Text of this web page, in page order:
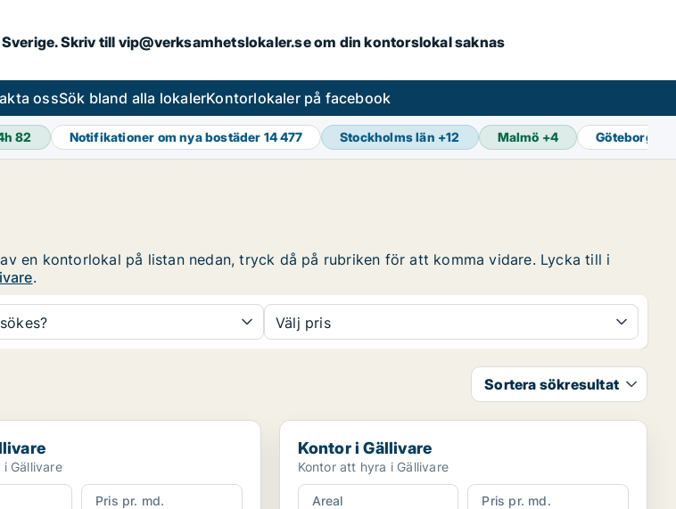
Skriv till vip@verksamhetslokaler.se om din kontorslokal saknas
ossSök bland alla lokalerKontorlokaler på facebook
82 Notifikationer om nya bostäder 14 477 Stockholms län +12 Malmö +4 Göteborg
en kontorlokal på listan nedan, tryck då på rubriken för att komma vidare. Lycka till i
.
Välj pris
Sortera sökresultat
Gällivare
Pris pr. md.
Kontor i Gällivare
Kontor i Gällivare
Kontor att hyra i Gällivare
Areal
Pris pr. md.